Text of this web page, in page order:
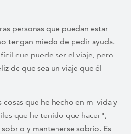
personas que puedan estar
tengan miedo de pedir ayuda.
que puede ser el viaje, pero
de que sea un viaje que él
cosas que he hecho en mi vida y
que he tenido que hacer",
y mantenerse sobrio. Es